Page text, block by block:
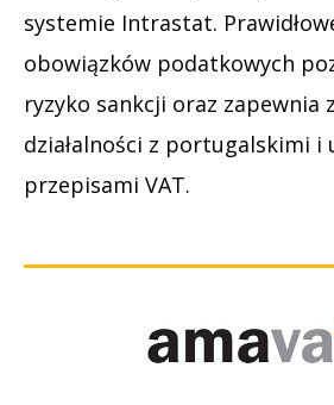
systemie Intrastat.
obowiązków podatkowych
ryzyko sankcji oraz zapewnia
działalności z portugalskimi i
przepisami VAT.